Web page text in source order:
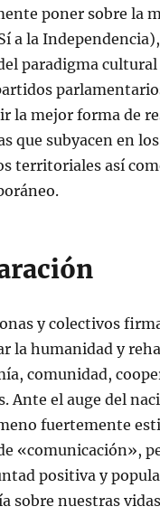
poner sobre la
a la
paradigma
la mejor forma de
que subyacen en
territoriales así
y colectivos
la humanidad y
comunidad,
Ante el auge del
fuertemente
«comunicación»,
positiva y
sobre nuestras